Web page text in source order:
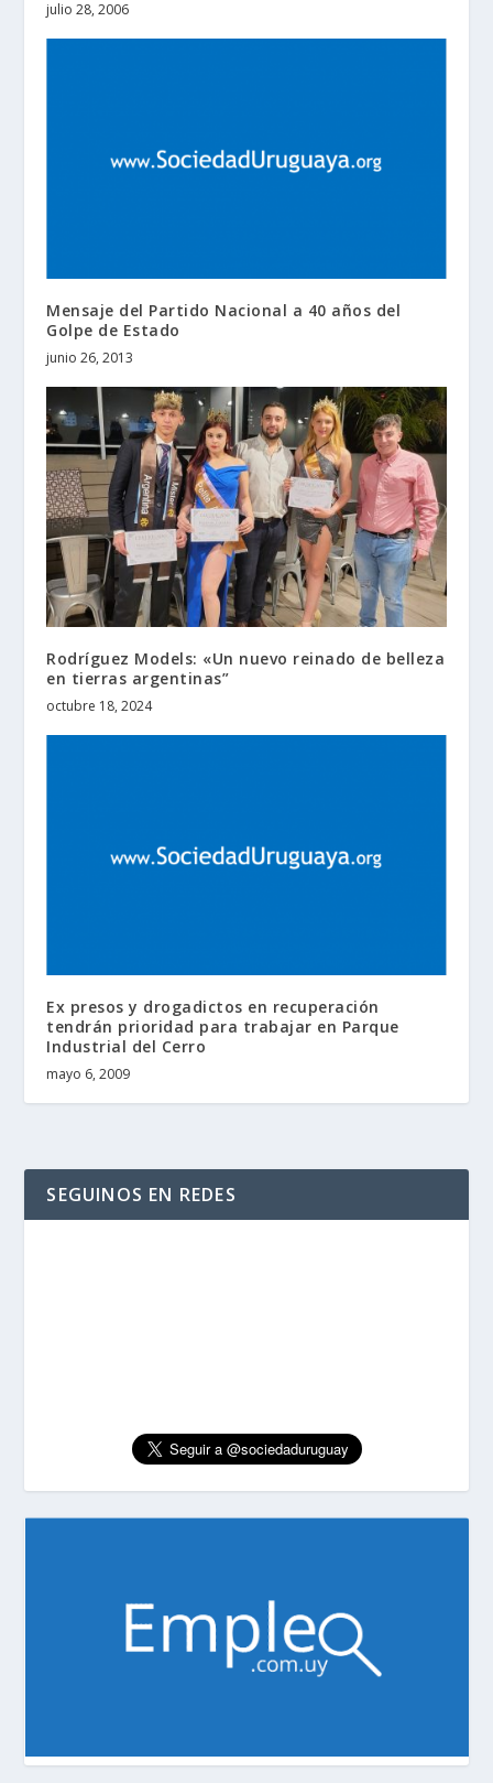
julio 28, 2006
Mensaje del Partido Nacional a 40 años del
Golpe de Estado
junio 26, 2013
Rodríguez Models: «Un nuevo reinado de belleza
en tierras argentinas”
octubre 18, 2024
Ex presos y drogadictos en recuperación
tendrán prioridad para trabajar en Parque
Industrial del Cerro
mayo 6, 2009
SEGUINOS EN REDES